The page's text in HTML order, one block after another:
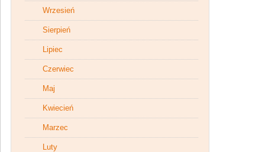
Wrzesień
Sierpień
Lipiec
Czerwiec
Maj
Kwiecień
Marzec
Luty